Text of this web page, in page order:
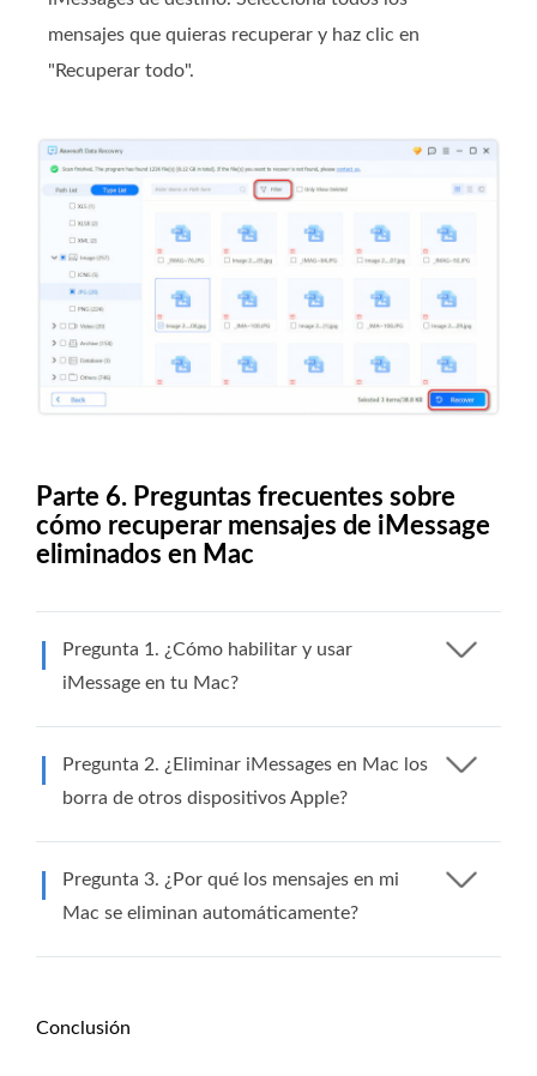
mensajes que quieras recuperar y haz clic en
"Recuperar todo".
Parte 6. Preguntas frecuentes sobre
cómo recuperar mensajes de iMessage
eliminados en Mac
Pregunta 1. ¿Cómo habilitar y usar
iMessage en tu Mac?
Pregunta 2. ¿Eliminar iMessages en Mac los
borra de otros dispositivos Apple?
Pregunta 3. ¿Por qué los mensajes en mi
Mac se eliminan automáticamente?
Conclusión